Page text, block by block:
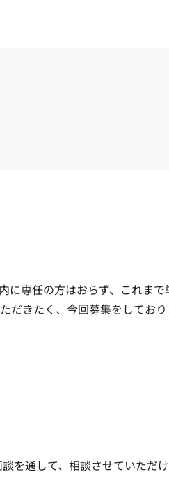
に専任の方はおらず、これまで
だきたく、今回募集をしており
を通して、相談させていただ